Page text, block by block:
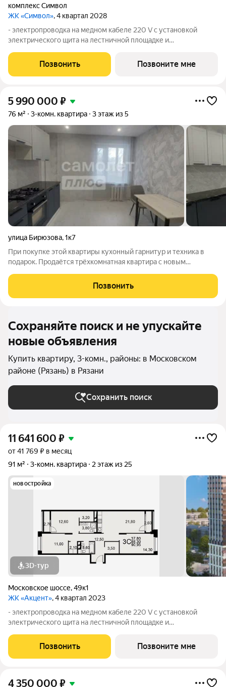
комплекс Символ
ЖК «Символ», 4 квартал 2028
- электропроводка на медном кабеле 220 V с установкой
электрического щита на лестничной площадке и
стен кроме откосов дверных и оконных проемов, ниш
прохождения стояков водопровода и
Позвонить Позвоните мне
5 990 000 ₽
76 м² 3-комн. квартира 3 этаж из 5
улица Бирюзова,1к7
При покупке этой квартиры кухонный гарнитур и техника в
подарок. Продаётся трёхкомнатная квартира с новым
жить сразу после покупки. После ремонта ни кто не жил, вы
будете первыми. Комфортный 3
Позвонить
Сохраняйте поиск и не упускайте
новые объявления
Купить квартиру, 3-комн., районы: в Московском
районе (Рязань) в Рязани
Сохранить поиск
11 641 600 ₽
от 41 769 ₽ в месяц
91 м²
3-комн. квартира 2 этаж из 25
новостройка
3D-тур
Московское шоссе,49к1
ЖК «Акцент», 4 квартал 2023
- электропроводка на медном кабеле 220 V с установкой
электрического щита на лестничной площадке и
стен кроме экрана ограждений лоджий, откосов дверных и
оконных проемов, ниш прохождения
Позвонить Позвоните мне
4 350 000 ₽